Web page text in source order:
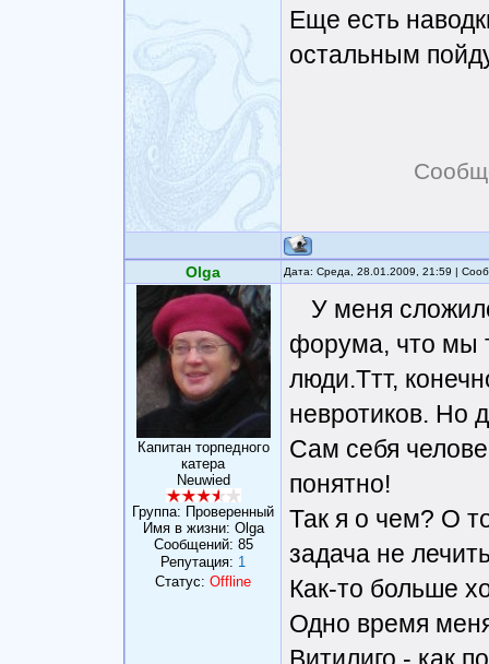
Еще есть
остальным
Olga Дата: Среда, 28.01.2009, 21:59 |
Капитан торпедного
катера
Neuwied
Группа: Проверенный
Имя в жизни: Olga
Сообщений: 85
Репутация: 1
Статус: Offline
У меня
форума, что мы
люди.Ттт,
невротиков. Но
Сам себя
понятно!
Так я о чем? О
задача не
Как-то больше
Одно время